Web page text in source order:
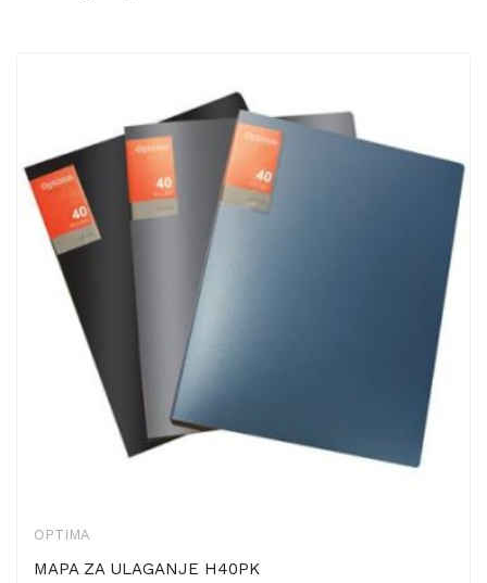
OPTIMA
MAPA ZA ULAGANJE H40PK